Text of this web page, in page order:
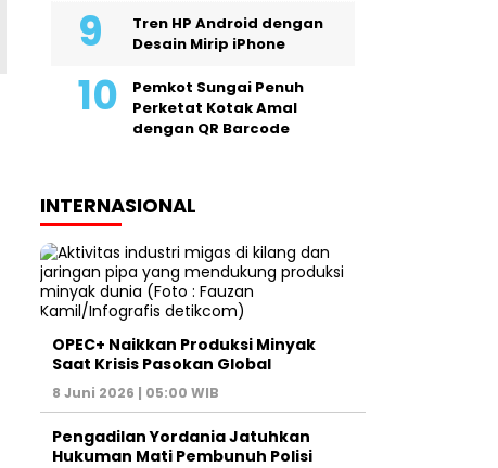
Tren HP Android dengan
Desain Mirip iPhone
Pemkot Sungai Penuh
Perketat Kotak Amal
dengan QR Barcode
INTERNASIONAL
OPEC+ Naikkan Produksi Minyak
Saat Krisis Pasokan Global
8 Juni 2026 | 05:00 WIB
Pengadilan Yordania Jatuhkan
Hukuman Mati Pembunuh Polisi